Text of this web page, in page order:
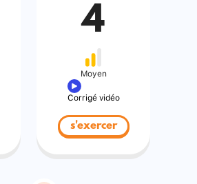
4
Moyen
Corrigé vidéo
s'exercer